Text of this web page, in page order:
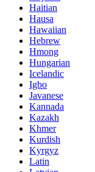
Haitian
Hausa
Hawaiian
Hebrew
Hmong
Hungarian
Icelandic
Igbo
Javanese
Kannada
Kazakh
Khmer
Kurdish
Kyrgyz
Latin